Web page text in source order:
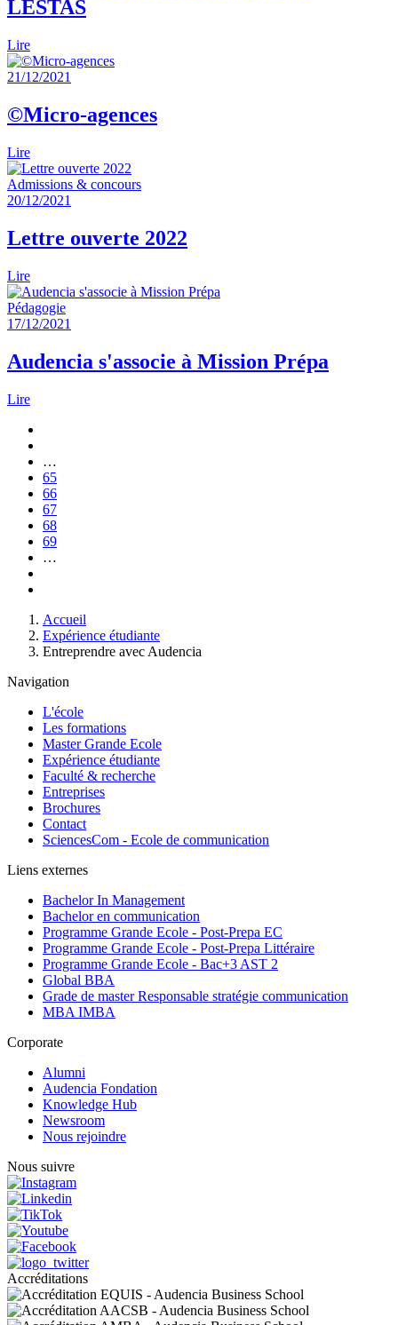
LESTAS
Lire
21/12/2021
©Micro-agences
Lire
Admissions & concours
20/12/2021
Lettre ouverte 2022
Lire
Pédagogie
17/12/2021
Audencia s'associe à Mission Prépa
Lire
Pagination
précédente
…
Page
65
Page
66
Page
courante
67
Page
68
Page
69
…
d'Ariane
Accueil
Expérience étudiante
Entreprendre avec Audencia
Navigation
L'école
Les formations
Master Grande Ecole
Expérience étudiante
Faculté & recherche
Entreprises
Brochures
Contact
SciencesCom - Ecole de communication
Liens externes
Bachelor In Management
Bachelor en communication
Programme Grande Ecole - Post-Prepa EC
Programme Grande Ecole - Post-Prepa Littéraire
Programme Grande Ecole - Bac+3 AST 2
Global BBA
Grade de master Responsable stratégie communication
MBA IMBA
Corporate
Alumni
Audencia Fondation
Knowledge Hub
Newsroom
Nous rejoindre
Nous suivre
Accréditations